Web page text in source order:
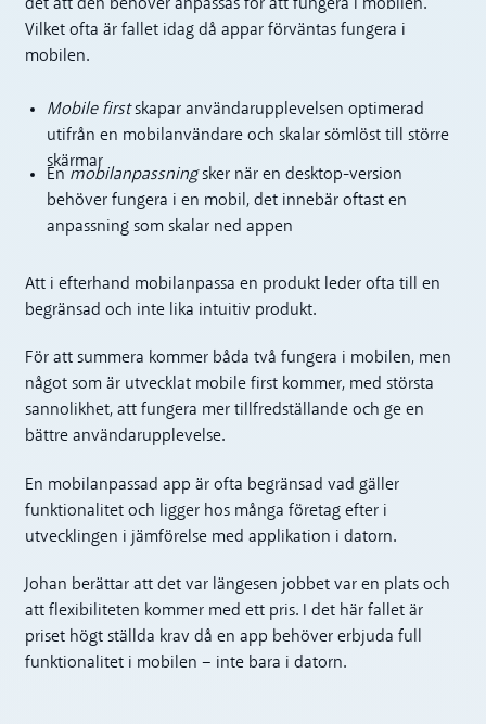
det att den behöver anpassas för att fungera i mobilen.
Vilket ofta är fallet idag då appar förväntas fungera i
mobilen.
Mobile firstskapar användarupplevelsen optimerad
utifrån en mobilanvändare och skalar sömlöst till större
skärmar
En mobilanpassningsker när en desktop-version
behöver fungera i en mobil, det innebär oftast en
anpassning som skalar ned appen
Att i efterhand mobilanpassa en produkt leder ofta till en
begränsad och inte lika intuitiv produkt.
För att summera kommer båda två fungera i mobilen, men
något som är utvecklat mobile first kommer, med största
sannolikhet, att fungera mer tillfredställande och ge en
bättre användarupplevelse.
En mobilanpassad app är ofta begränsad vad gäller
funktionalitet och ligger hos många företag efter i
utvecklingen i jämförelse med applikation i datorn.
Johan berättar att det var längesen jobbet var en plats och
att flexibiliteten kommer med ett pris. I det här fallet är
priset högt ställda krav då en app behöver erbjuda full
funktionalitet i mobilen – inte bara i datorn.